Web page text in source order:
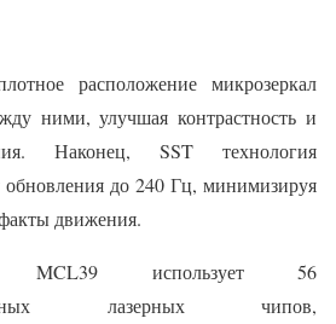
расположение микрозеркал
ними, улучшая контрастность и
Наконец, SST технология
обновления до 240 Гц, минимизируя
движения.
MCL39 использует 56
лазерных чипов,